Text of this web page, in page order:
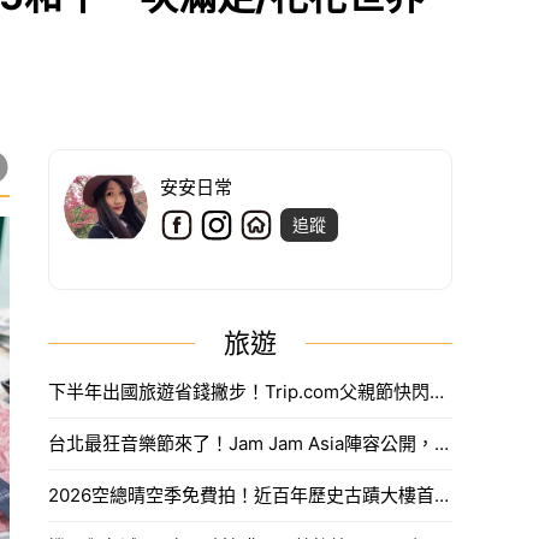
安安日常
追蹤
旅遊
下半年出國旅遊省錢撇步！Trip.com父親節快閃折抵888元限量優惠代碼搶法。
台北最狂音樂節來了！Jam Jam Asia陣容公開，限量奢華住房套票開搶。
2026空總晴空季免費拍！近百年歷史古蹟大樓首度開放，沈浸式光影藝術、星空劇場。